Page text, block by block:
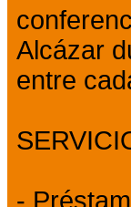
Alcázar
entre
-